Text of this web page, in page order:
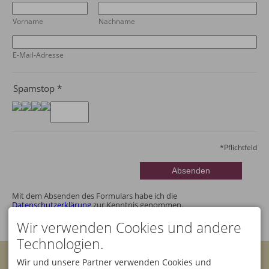
Vorname Nachname
E-Mail-Adresse
Spamstop *
*Pflichtfeld
Mit dem Absenden des Formulars habe ich die
Datenschutzerklärungzur Kenntnis genommen.
Wir verwenden Cookies und andere
Technologien.
Wir und unsere Partner verwenden Cookies und